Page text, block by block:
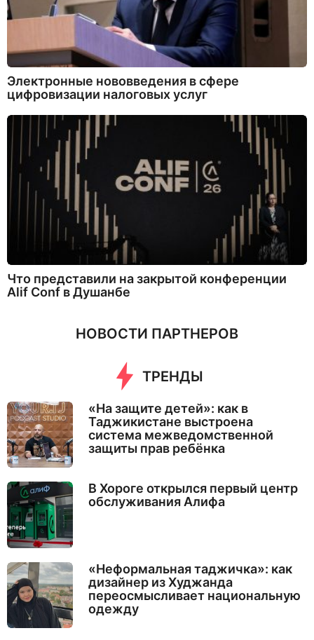
Электронные нововведения в сфере
цифровизации налоговых услуг
Что представили на закрытой конференции
Alif Conf в Душанбе
НОВОСТИ ПАРТНЕРОВ
ТРЕНДЫ
«На защите детей»: как в
Таджикистане выстроена
система межведомственной
защиты прав ребёнка
В Хороге открылся первый центр
обслуживания Алифа
«Неформальная таджичка»: как
дизайнер из Худжанда
переосмысливает национальную
одежду